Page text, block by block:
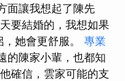
面讓我想起了陳先
要結婚的，我想如果
她會更舒服。 專業
的陳家小輩，也都知
他確信，雲家可能的支